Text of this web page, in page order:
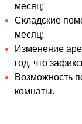
месяц;
Складские
месяц;
Изменение
год, что
Возможность
комнаты.